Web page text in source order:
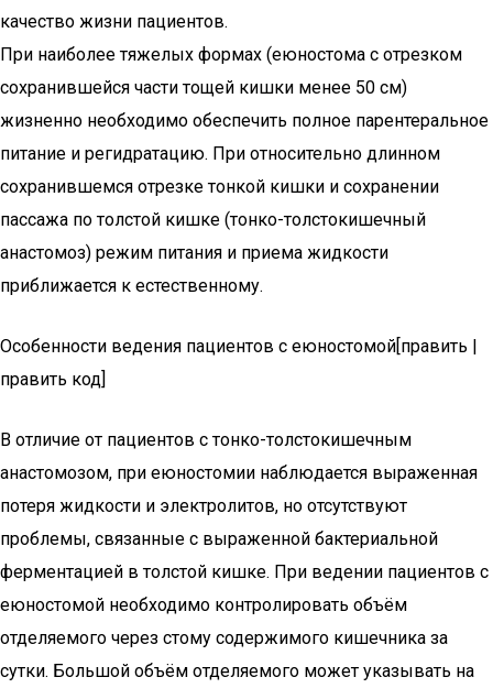
качество жизни пациентов.
При наиболее тяжелых формах (еюностома с отрезком
сохранившейся части тощей кишки менее 50 см)
жизненно необходимо обеспечить полное парентеральное
питание и регидратацию. При относительно длинном
сохранившемся отрезке тонкой кишки и сохранении
пассажа по толстой кишке (тонко-толстокишечный
анастомоз) режим питания и приема жидкости
приближается к естественному.
Особенности ведения пациентов с еюностомой[править |
править код]
В отличие от пациентов с тонко-толстокишечным
анастомозом, при еюностомии наблюдается выраженная
потеря жидкости и электролитов, но отсутствуют
проблемы, связанные с выраженной бактериальной
ферментацией в толстой кишке. При ведении пациентов с
еюностомой необходимо контролировать объём
отделяемого через стому содержимого кишечника за
сутки. Большой объём отделяемого может указывать на